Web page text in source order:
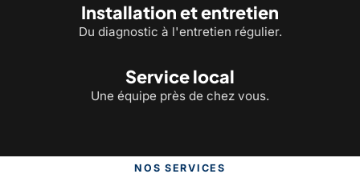
Installation et entretien
Du diagnostic à l'entretien régulier.
Service local
Une équipe près de chez vous.
NOS SERVICES